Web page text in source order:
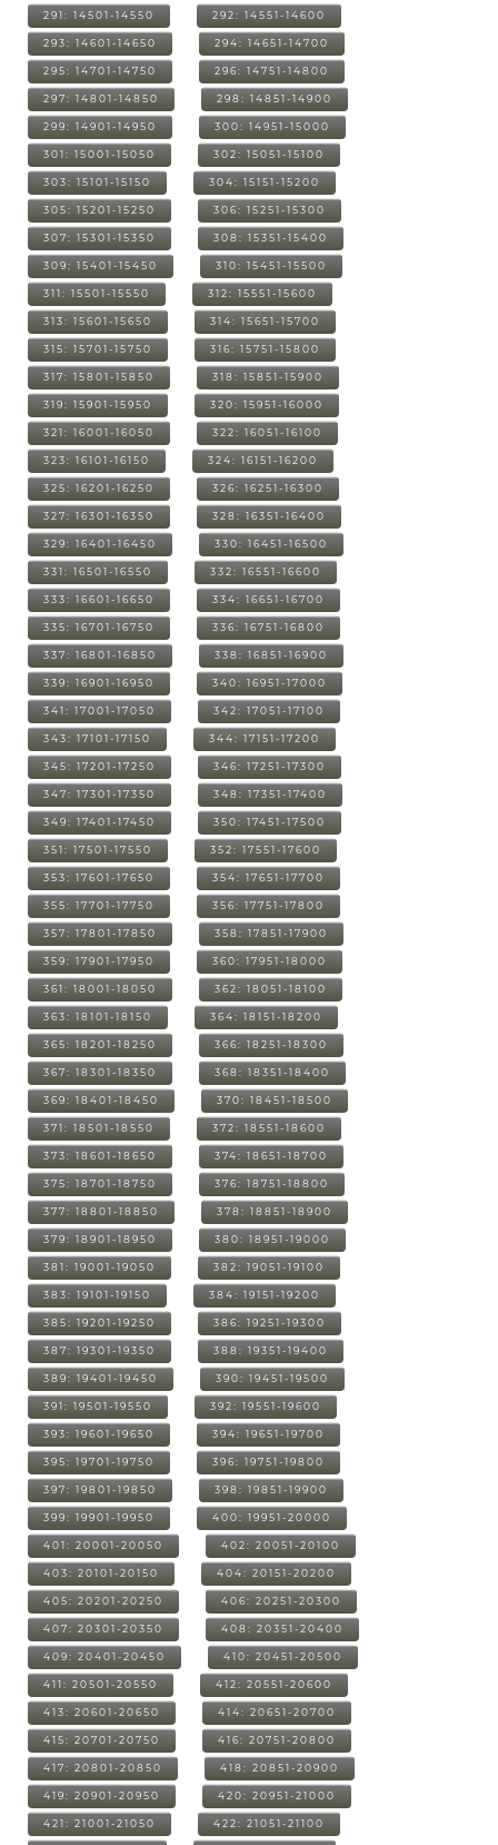
291: 14501-14550 292: 14551-14600
293: 14601-14650 294: 14651-14700
295: 14701-14750 296: 14751-14800
297: 14801-14850 298: 14851-14900
299: 14901-14950 300: 14951-15000
301: 15001-15050 302: 15051-15100
303: 15101-15150 304: 15151-15200
305: 15201-15250 306: 15251-15300
307: 15301-15350 308: 15351-15400
309: 15401-15450 310: 15451-15500
311: 15501-15550 312: 15551-15600
313: 15601-15650 314: 15651-15700
315: 15701-15750 316: 15751-15800
317: 15801-15850 318: 15851-15900
319: 15901-15950 320: 15951-16000
321: 16001-16050 322: 16051-16100
323: 16101-16150 324: 16151-16200
325: 16201-16250 326: 16251-16300
327: 16301-16350 328: 16351-16400
329: 16401-16450 330: 16451-16500
331: 16501-16550 332: 16551-16600
333: 16601-16650 334: 16651-16700
335: 16701-16750 336: 16751-16800
337: 16801-16850 338: 16851-16900
339: 16901-16950 340: 16951-17000
341: 17001-17050 342: 17051-17100
343: 17101-17150 344: 17151-17200
345: 17201-17250 346: 17251-17300
347: 17301-17350 348: 17351-17400
349: 17401-17450 350: 17451-17500
351: 17501-17550 352: 17551-17600
353: 17601-17650 354: 17651-17700
355: 17701-17750 356: 17751-17800
357: 17801-17850 358: 17851-17900
359: 17901-17950 360: 17951-18000
361: 18001-18050 362: 18051-18100
363: 18101-18150 364: 18151-18200
365: 18201-18250 366: 18251-18300
367: 18301-18350 368: 18351-18400
369: 18401-18450 370: 18451-18500
371: 18501-18550 372: 18551-18600
373: 18601-18650 374: 18651-18700
375: 18701-18750 376: 18751-18800
377: 18801-18850 378: 18851-18900
379: 18901-18950 380: 18951-19000
381: 19001-19050 382: 19051-19100
383: 19101-19150 384: 19151-19200
385: 19201-19250 386: 19251-19300
387: 19301-19350 388: 19351-19400
389: 19401-19450 390: 19451-19500
391: 19501-19550 392: 19551-19600
393: 19601-19650 394: 19651-19700
395: 19701-19750 396: 19751-19800
397: 19801-19850 398: 19851-19900
399: 19901-19950 400: 19951-20000
401: 20001-20050 402: 20051-20100
403: 20101-20150 404: 20151-20200
405: 20201-20250 406: 20251-20300
407: 20301-20350 408: 20351-20400
409: 20401-20450 410: 20451-20500
411: 20501-20550 412: 20551-20600
413: 20601-20650 414: 20651-20700
415: 20701-20750 416: 20751-20800
417: 20801-20850 418: 20851-20900
419: 20901-20950 420: 20951-21000
421: 21001-21050 422: 21051-21100